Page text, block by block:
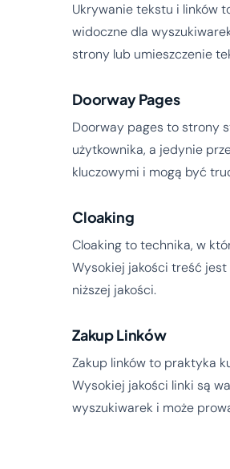
Ukrywanie tekstu i linków
widoczne dla
strony lub umieszczenie
Doorway Pages
Doorway pages to strony
użytkownika, a jedynie
kluczowymi i mogą być
Cloaking
Cloaking to technika, w
Wysokiej jakości treść
niższej jakości.
Zakup Linków
Zakup linków to praktyka
Wysokiej jakości linki są
wyszukiwarek i może